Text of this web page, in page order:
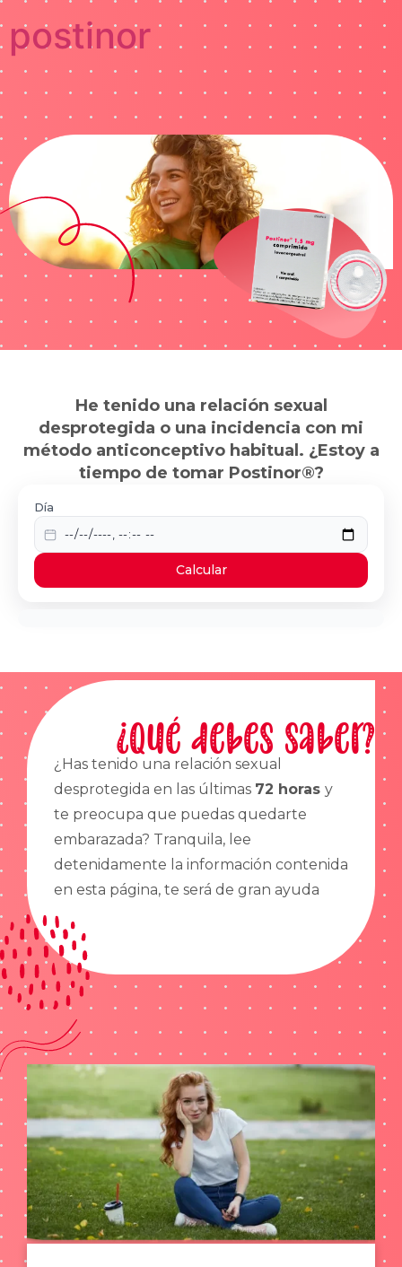
postinor
He tenido una relación sexual
desprotegida o una incidencia con mi
método anticonceptivo habitual. ¿Estoy a
tiempo de tomar Postinor®?
Día
Calcular
¿Qué debes saber?
¿Has tenido una relación sexual
desprotegida en las últimas 72 horas y
te preocupa que puedas quedarte
embarazada? Tranquila, lee
detenidamente la información contenida
en esta página, te será de gran ayuda